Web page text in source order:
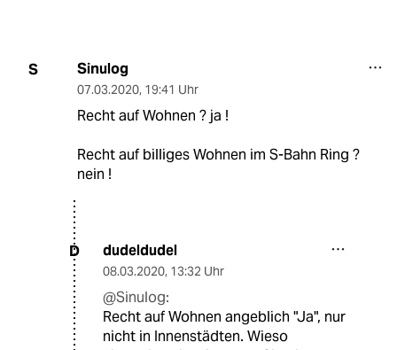
S Sinulog
07.03.2020, 19:41 Uhr
Recht auf Wohnen ? ja !
Recht auf billiges Wohnen im S-Bahn Ring ?
nein !
D dudeldudel
08.03.2020, 13:32 Uhr
@Sinulog:
Recht auf Wohnen angeblich "Ja", nur
nicht in Innenstädten. Wieso